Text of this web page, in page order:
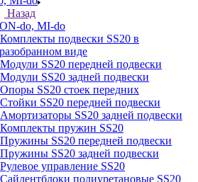
Назад
ON-do, MI-do
Комплекты подвески SS20 в
разобранном виде
Модули SS20 передней подвески
Модули SS20 задней подвески
Опоры SS20 стоек передних
Стойки SS20 передней подвески
Амортизаторы SS20 задней подвески
Комплекты пружин SS20
Пружины SS20 передней подвески
Пружины SS20 задней подвески
Рулевое управление SS20
Сайлентблоки полиуретановые SS20